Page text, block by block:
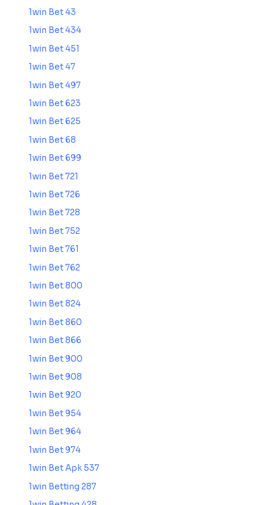
1win Bet 43
1win Bet 434
1win Bet 451
1win Bet 47
1win Bet 497
1win Bet 623
1win Bet 625
1win Bet 68
1win Bet 699
1win Bet 721
1win Bet 726
1win Bet 728
1win Bet 752
1win Bet 761
1win Bet 762
1win Bet 800
1win Bet 824
1win Bet 860
1win Bet 866
1win Bet 900
1win Bet 908
1win Bet 920
1win Bet 954
1win Bet 964
1win Bet 974
1win Bet Apk 537
1win Betting 287